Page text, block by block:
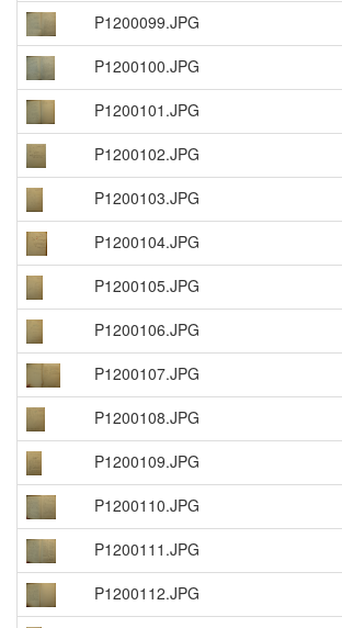
P1200099.JPG
P1200100.JPG
P1200101.JPG
P1200102.JPG
P1200103.JPG
P1200104.JPG
P1200105.JPG
P1200106.JPG
P1200107.JPG
P1200108.JPG
P1200109.JPG
P1200110.JPG
P1200111.JPG
P1200112.JPG